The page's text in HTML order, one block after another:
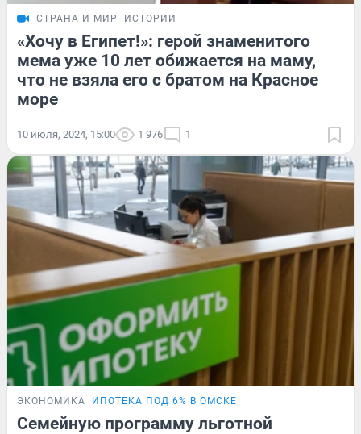
СТРАНА И МИР ИСТОРИИ
«Хочу в Египет!»: герой знаменитого
мема уже 10 лет обижается на маму,
что не взяла его с братом на Красное
море
10 июля, 2024, 15:00 1 976 1
ЭКОНОМИКА ИПОТЕКА ПОД 6% В ОМСКЕ
Семейную программу льготной